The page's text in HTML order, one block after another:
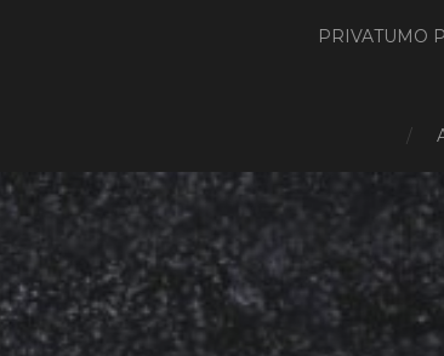
PRIVATUMO